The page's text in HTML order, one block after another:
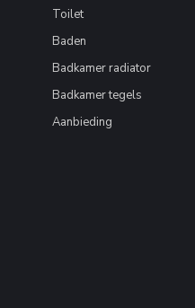
Toilet
Baden
Badkamer radiator
Badkamer tegels
Aanbieding